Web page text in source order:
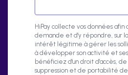
HiPay collecte vos données
demande et d'y répondre, sur
intérêt légitime à gérer les
à développer son activité et ses
bénéficiez d'un droit d'accès,
suppression et de portabilité de